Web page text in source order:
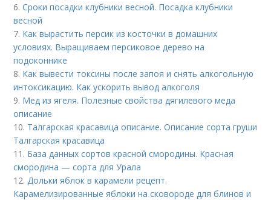
6.Сроки посадки клубники весной. Посадка клубники
весной
7. Как вырастить персик из косточки в домашних
условиях. Выращиваем персиковое дерево на
подоконнике
8. Как вывести токсины после запоя и снять алкогольную
интоксикацию. Как ускорить вывод алкоголя
9. Мед из ягеля. Полезные свойства дягилевого меда
описание
10. Талгарская красавица описание. Описание сорта груши
Талгарская красавица
11. База данных сортов красной смородины. Красная
смородина — сорта для Урала
12. Дольки яблок в карамели рецепт.
Карамелизированные яблоки на сковороде для блинов и